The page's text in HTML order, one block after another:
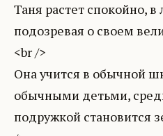
Таня растет спокойно, в
подозревая о своем
<br />
Она учится в обычной
обычными детьми,
подружкой становится